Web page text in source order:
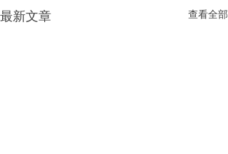
最新文章 查看全部